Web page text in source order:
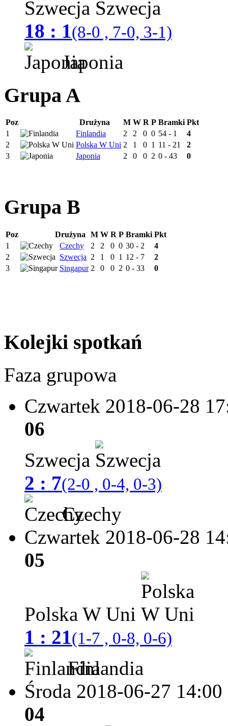
Szwecja
18 : 1(8-0 , 7-0, 3-1)
Japonia
Grupa A
Poz Drużyna M W R P Bramki Pkt
1
Finlandia 2 2 0 0 54 - 1
4
2
Polska W Uni 2 1 0 1 11 - 21
2
3
Japonia 2 0 0 2 0 - 43 0
Grupa B
Poz Drużyna M W R P Bramki Pkt
1
Czechy 2 2 0 0 30 - 2
4
2
Szwecja 2 1 0 1 12 - 7
2
3
Singapur 2 0 0 2 0 - 33 0
Kolejki spotkań
Faza grupowa
Czwartek 2018-06-28
06
Szwecja
2 : 7(2-0 , 0-4, 0-3)
Czechy
Czwartek 2018-06-28
05
Polska W Uni
1 : 21(1-7 , 0-8, 0-6)
Finlandia
Środa 2018-06-27 14:00
04